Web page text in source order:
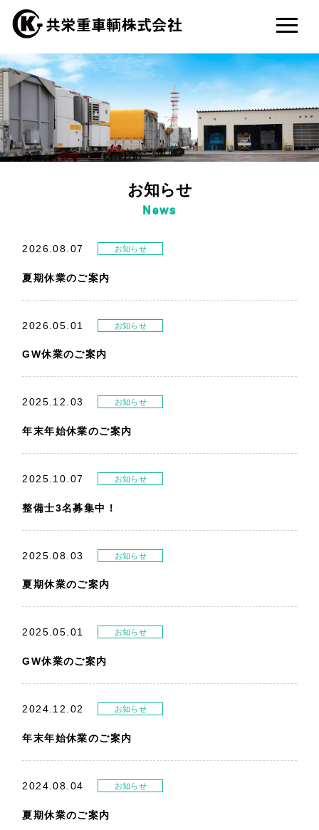
お知らせ
News
2026.08.07 お知らせ
夏期休業のご案内
2026.05.01 お知らせ
GW休業のご案内
2025.12.03 お知らせ
年末年始休業のご案内
2025.10.07 お知らせ
整備士3名募集中！
2025.08.03 お知らせ
夏期休業のご案内
2025.05.01 お知らせ
GW休業のご案内
2024.12.02 お知らせ
年末年始休業のご案内
2024.08.04 お知らせ
夏期休業のご案内